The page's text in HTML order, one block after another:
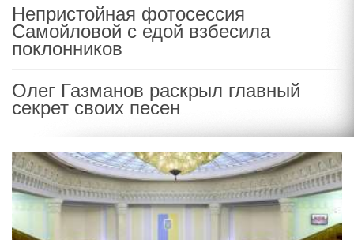
Непристойная фотосессия
Самойловой с едой взбесила
поклонников
Олег Газманов раскрыл главный
секрет своих песен